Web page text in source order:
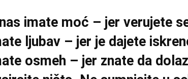
imate moć – jer verujete
ljubav – jer je dajete
osmeh – jer znate da